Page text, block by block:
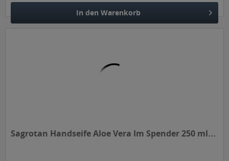
In den Warenkorb
Sagrotan Handseife Aloe Vera Im Spender 250 ml...